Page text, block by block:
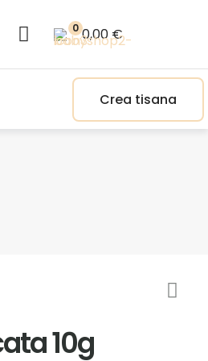
0 0,00 €
Crea tisana
10g